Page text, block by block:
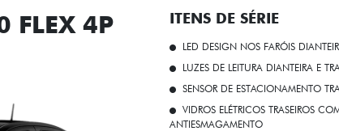
FLEX 4P
ITENS DE SÉRIE
LED DESIGN NOS FARÓIS
LUZES DE LEITURA DIANTEIRA E
SENSOR DE ESTACIONAMENTO
VIDROS ELÉTRICOS TRASEIROS
ANTIESMAGAMENTO